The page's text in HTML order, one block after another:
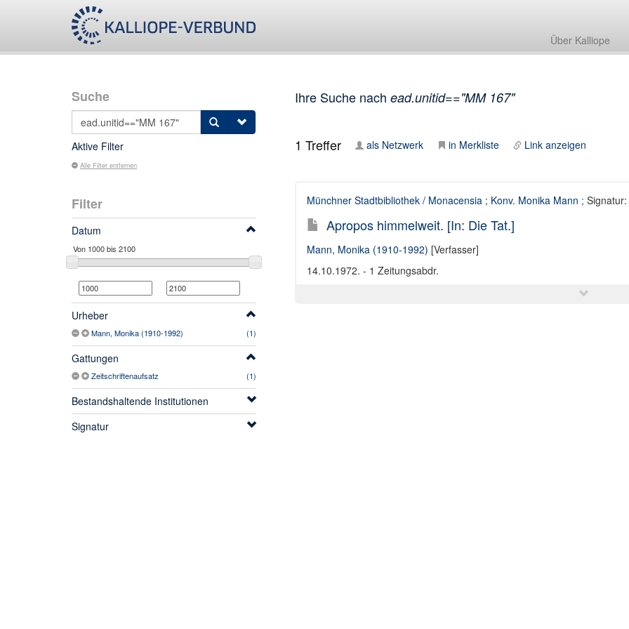
Über Kalliope
Suche
Aktive Filter
Alle Filter entfernen
Filter
Datum
Urheber
Mann, Monika (1910-1992) (1)
Gattungen
Zeitschriftenaufsatz (1)
Bestandshaltende Institutionen
Signatur
Ihre Suche nach ead.unitid=="MM 167"
1 Treffer als Netzwerk in Merkliste Link anzeigen
Münchner Stadtbibliothek / Monacensia; Konv. Monika Mann ;
Apropos himmelweit. [In: Die Tat.]
Mann, Monika (1910-1992) [Verfasser]
14.10.1972. - 1 Zeitungsabdr.